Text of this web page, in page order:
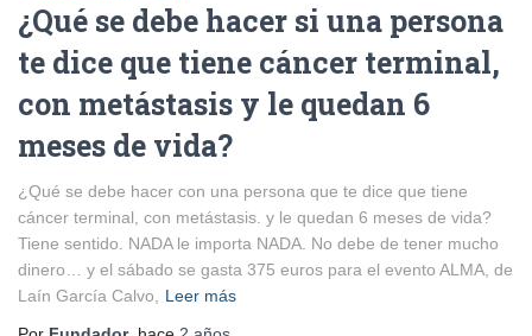
¿Qué se debe hacer si una persona
te dice que tiene cáncer terminal,
con metástasis y le quedan 6
meses de vida?
¿Qué se debe hacer con una persona que te dice que tiene
cáncer terminal, con metástasis. y le quedan 6 meses de vida?
Tiene sentido. NADA le importa NADA. No debe de tener mucho
dinero… y el sábado se gasta 375 euros para el evento ALMA, de
Laín García Calvo, Leer más